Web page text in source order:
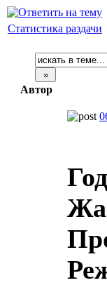
Статистика раздачи
Автор